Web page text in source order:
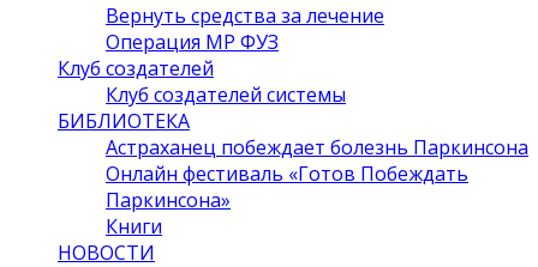
Вернуть средства за лечение
Операция МР ФУЗ
Клуб создателей
Клуб создателей системы
БИБЛИОТЕКА
Астраханец побеждает болезнь Паркинсона
Онлайн фестиваль «Готов Побеждать
Паркинсона»
Книги
НОВОСТИ